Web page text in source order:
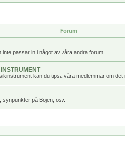
Forum
passar in i något av våra andra forum.
kan du tipsa våra medlemmar om det
synpunkter på Bojen, osv.